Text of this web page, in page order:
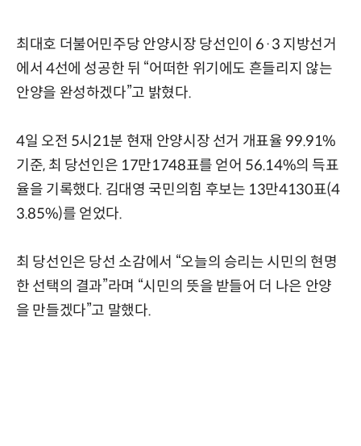
최대호 더불어민주당 안양시장 당선인이 6·3 지방선거
에서 4선에 성공한 뒤 “어떠한 위기에도 흔들리지 않는
안양을 완성하겠다”고 밝혔다.
4일 오전 5시21분 현재 안양시장 선거 개표율 99.91%
기준, 최 당선인은 17만1748표를 얻어 56.14%의 득표
율을 기록했다. 김대영 국민의힘 후보는 13만4130표(4
3.85%)를 얻었다.
최 당선인은 당선 소감에서 “오늘의 승리는 시민의 현명
한 선택의 결과”라며 “시민의 뜻을 받들어 더 나은 안양
을 만들겠다”고 말했다.